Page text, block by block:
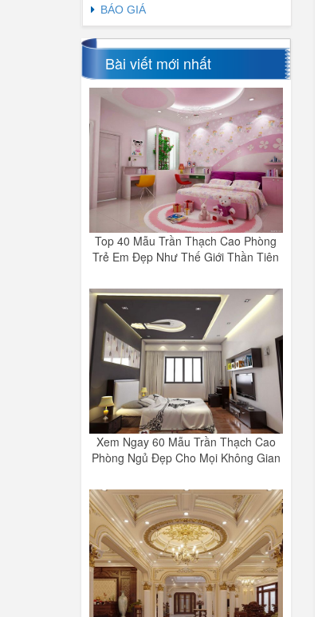
BÁO GIÁ
Bài viết mới nhất
Top 40 Mẫu Trần Thạch Cao Phòng
Trẻ Em Đẹp Như Thế Giới Thần Tiên
Xem Ngay 60 Mẫu Trần Thạch Cao
Phòng Ngủ Đẹp Cho Mọi Không Gian